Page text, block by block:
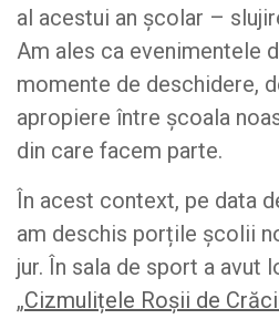
al acestui an școlar –
Am ales ca evenimentele
momente de deschidere,
apropiere între școala
din care facem parte.
În acest context, pe data
am deschis porțile școlii
jur. În sala de sport a avut
„Cizmulițele Roșii de